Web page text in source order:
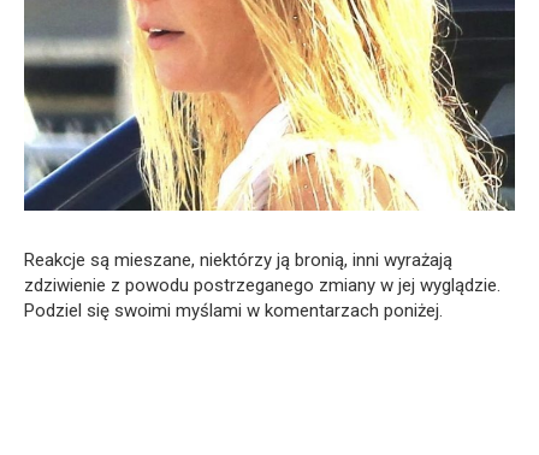
Reakcje są mieszane, niektórzy ją bronią, inni wyrażają
zdziwienie z powodu postrzeganego zmiany w jej wyglądzie.
Podziel się swoimi myślami w komentarzach poniżej.